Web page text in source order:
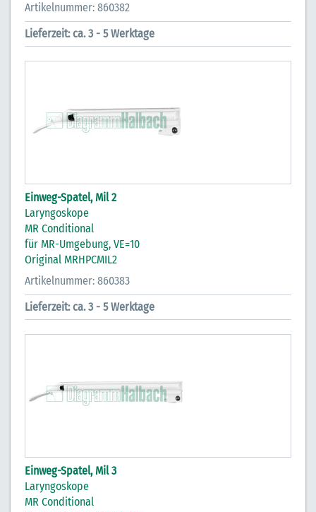
Artikelnummer: 860382
Lieferzeit: ca. 3 - 5 Werktage
Einweg-Spatel, Mil 2
Laryngoskope
MR Conditional
für MR-Umgebung, VE=10
Original MRHPCMIL2
Artikelnummer: 860383
Lieferzeit: ca. 3 - 5 Werktage
Einweg-Spatel, Mil 3
Laryngoskope
MR Conditional